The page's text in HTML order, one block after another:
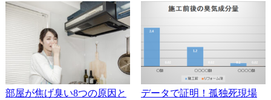
部屋が焦げ臭い8つの原因と
データで証明！孤独死現場